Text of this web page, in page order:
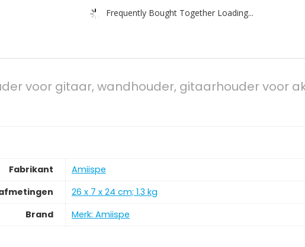
Frequently Bought Together Loading...
voor gitaar, wandhouder, gitaarhouder voor
Fabrikant
‎Amiispe
‎26 x 7 x 24 cm; 1.3 kg
Brand
Merk: Amiispe